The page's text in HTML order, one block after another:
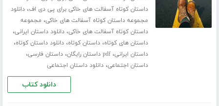
داستان کوتاه آسفالت های خاکی برای پی دی اف،دانلود
مجموعه داستان کوتاه آسفالت های خاکی، مجموعه
داستان کوتاه آسفالت های خاکی،دانلود داستان ایرانی،
داستان های کوتاه،داستان کوتاه،دانلود داستان کوتاه،
داستان ایرانی،pdf داستان رایگان ،داستان فارسی،
داستان اجتماعی،دانلود داستان اجتماعی
دانلود کتاب